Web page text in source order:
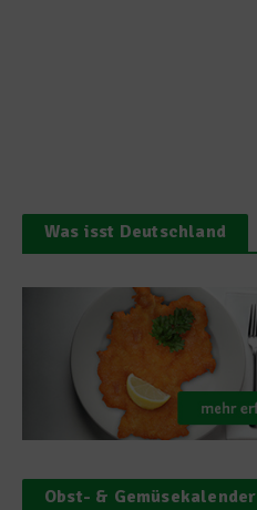
Was isst Deutschland
Obst- & Gemüsekalender